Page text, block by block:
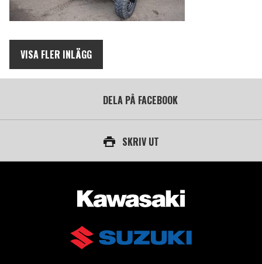
VISA FLER INLÄGG
DELA PÅ FACEBOOK
SKRIV UT
AUKTORISERAD ÅTERFÖRSÄLJARE AV